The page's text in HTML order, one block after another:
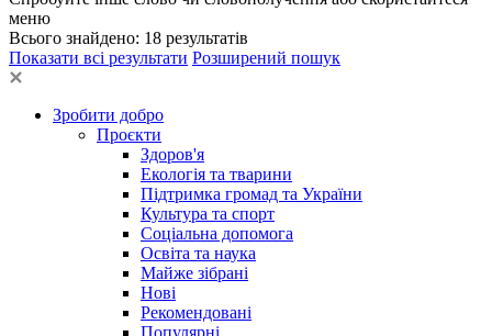
меню
Всього знайдено: 18 результатів
Показати всі результати Розширений пошук
Зробити добро
Проєкти
Здоров'я
Екологія та тварини
Підтримка громад та України
Культура та спорт
Соціальна допомога
Освіта та наука
Майже зібрані
Нові
Рекомендовані
Популярні